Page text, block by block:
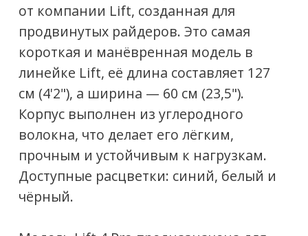
Ключевые особенности:
Лёгкость и прочность
углеродное волокно обеспечивает
малый вес и высокую жёсткость
конструкции.
Высокая манёвренность — за счёт
небольших габаритов доска быстро
реагирует на команды.
Тихий двигатель
с технологией
Quiet Ride , снижающей шум при
движении.
Совместимость с разными
конфигурациями крыльев и
мачт, что позволяет адаптировать